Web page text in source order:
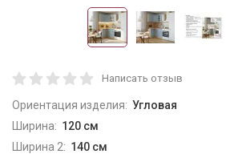
Написать отзыв
Ориентация изделия: Угловая
Ширина: 120 см
Ширина 2: 140 см